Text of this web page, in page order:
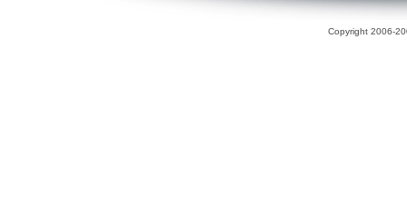
Copyright 2006-